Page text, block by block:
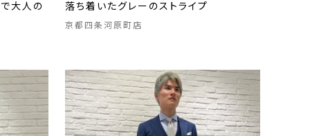
大人の 落ち着いたグレーのストライプ
京都四条河原町店